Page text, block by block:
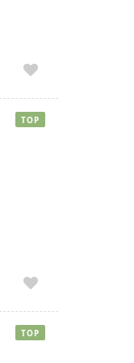
TOP
TOP